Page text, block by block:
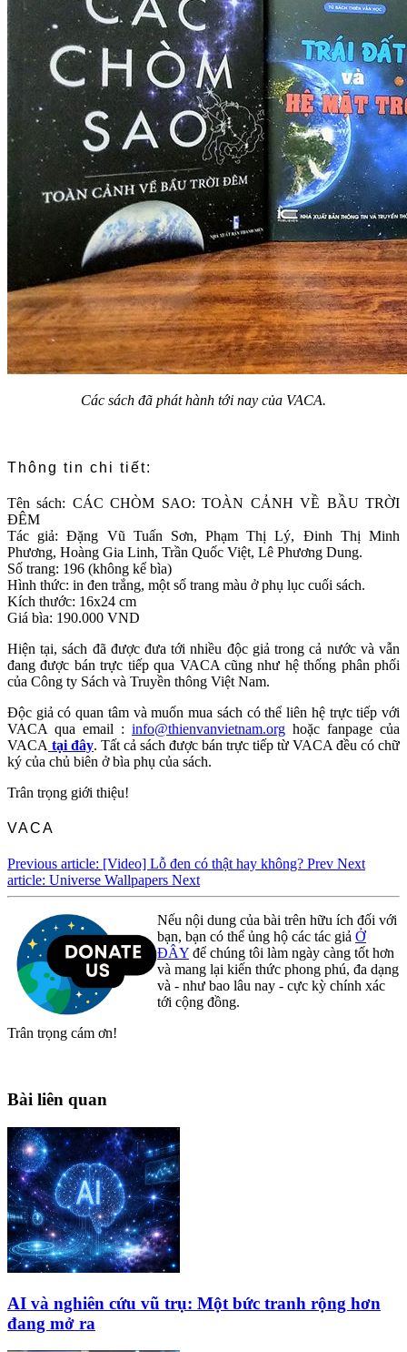
Các sách đã phát hành tới nay của VACA.
Thông tin chi tiết:
Tên sách: CÁC CHÒM SAO: TOÀN CẢNH VỀ BẦU TRỜI
ĐÊM
Tác giả: Đặng Vũ Tuấn Sơn, Phạm Thị Lý, Đinh Thị Minh
Phương, Hoàng Gia Linh, Trần Quốc Việt, Lê Phương Dung.
Số trang: 196 (không kể bìa)
Hình thức: in đen trắng, một số trang màu ở phụ lục cuối sách.
Kích thước: 16x24 cm
Giá bìa: 190.000 VND
Hiện tại, sách đã được đưa tới nhiều độc giả trong cả nước và vẫn
đang được bán trực tiếp qua VACA cũng như hệ thống phân phối
của Công ty Sách và Truyền thông Việt Nam.
Độc giả có quan tâm và muốn mua sách có thể liên hệ trực tiếp với
VACA qua email : info@thienvanvietnam.org hoặc fanpage của
VACA tại đây. Tất cả sách được bán trực tiếp từ VACA đều có chữ
ký của chủ biên ở bìa phụ của sách.
Trân trọng giới thiệu!
VACA
Previous article: [Video] Lỗ đen có thật hay không? Prev Next
article: Universe Wallpapers Next
Nếu nội dung của bài trên hữu ích đối với
bạn, bạn có thể ủng hộ các tác giả Ở
ĐÂY để chúng tôi làm ngày càng tốt hơn
và mang lại kiến thức phong phú, đa dạng
và - như bao lâu nay - cực kỳ chính xác
tới cộng đồng.
Trân trọng cám ơn!
Bài liên quan
AI và nghiên cứu vũ trụ: Một bức tranh rộng hơn
đang mở ra